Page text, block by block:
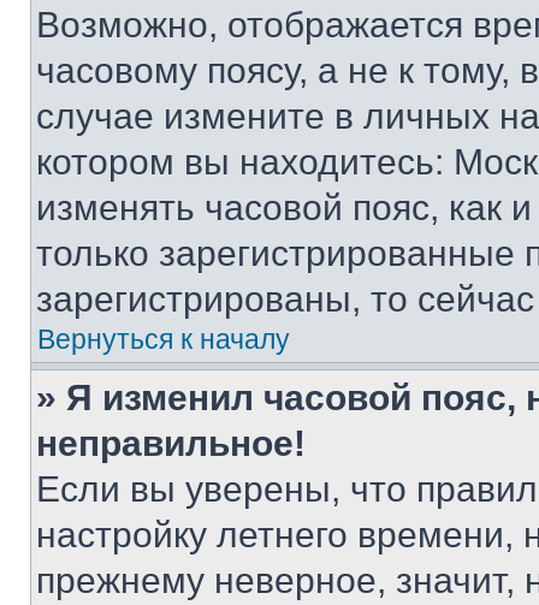
Возможно, отображается
часовому поясу, а не к тому,
случае измените в личных
котором вы находитесь:
изменять часовой пояс, как
только
зарегистрированы, то
Вернуться к началу
» Я изменил часовой пояс,
неправильное!
Если вы уверены, что
настройку летнего
прежнему неверное, значит,